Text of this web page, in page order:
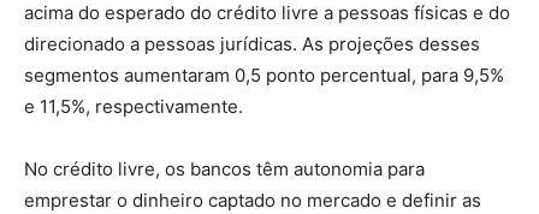
acima do esperado do crédito livre a pessoas físicas e do
direcionado a pessoas jurídicas. As projeções desses
segmentos aumentaram 0,5 ponto percentual, para 9,5%
e 11,5%, respectivamente.
No crédito livre, os bancos têm autonomia para
emprestar o dinheiro captado no mercado e definir as